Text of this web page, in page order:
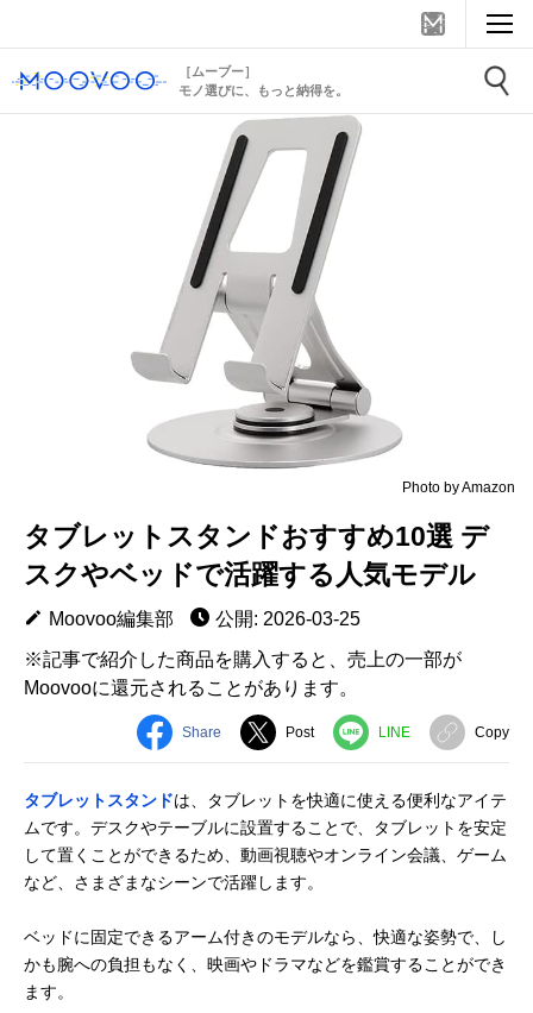
［ムーブー］
モノ選びに、もっと納得を。
Photo by Amazon
タブレットスタンドおすすめ10選 デ
スクやベッドで活躍する人気モデル
Moovoo編集部
公開: 2026-03-25
※記事で紹介した商品を購入すると、売上の一部が
Moovooに還元されることがあります。
Share Post LINE Copy
タブレットスタンドは、タブレットを快適に使える便利なアイテ
ムです。デスクやテーブルに設置することで、タブレットを安定
して置くことができるため、動画視聴やオンライン会議、ゲーム
など、さまざまなシーンで活躍します。
ベッドに固定できるアーム付きのモデルなら、快適な姿勢で、し
かも腕への負担もなく、映画やドラマなどを鑑賞することができ
ます。